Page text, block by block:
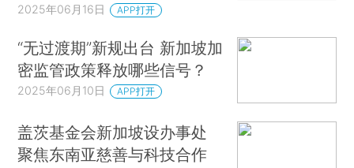
2025年06月16日 APP打开
“无过渡期”新规出台 新加坡加
密监管政策释放哪些信号？
2025年06月10日 APP打开
盖茨基金会新加坡设办事处
聚焦东南亚慈善与科技合作